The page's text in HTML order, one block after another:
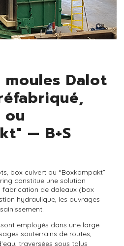
moules Dalot
— B+S
box culvert ou “Boxkompakt”
constitue une solution
fabrication de daleaux (box
hydraulique, les ouvrages
.
employés dans une large
souterrains de routes,
traversées sous talus